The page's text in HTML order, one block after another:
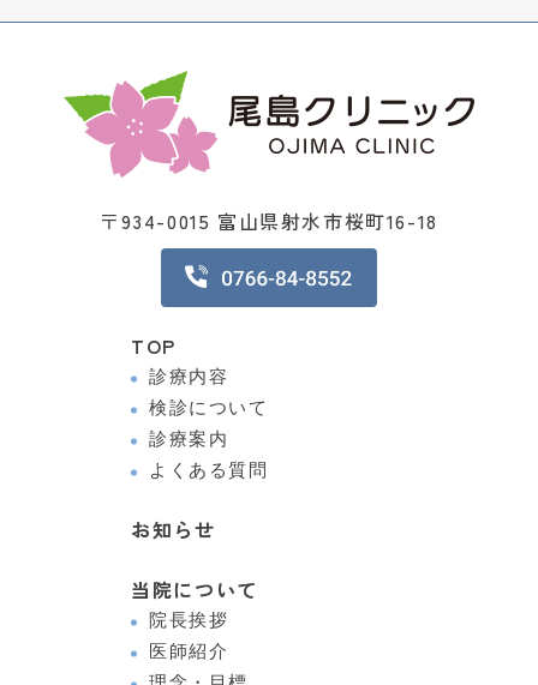
〒934-0015 富山県射水市桜町16-18
TOP
診療内容
検診について
診療案内
よくある質問
お知らせ
当院について
院長挨拶
医師紹介